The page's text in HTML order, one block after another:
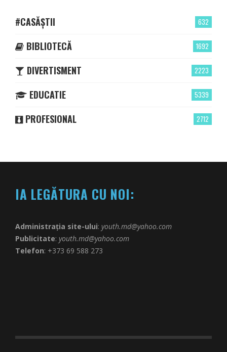
632
#CASĂȘTII
1692
BIBLIOTECĂ
2223
DIVERTISMENT
5339
EDUCATIE
2712
PROFESIONAL
IA LEGĂTURA CU NOI:
Administrația site-ului: youth.md@yahoo.com
Publicitate: youth.md@yahoo.com
Telefon: +373 69 588 273